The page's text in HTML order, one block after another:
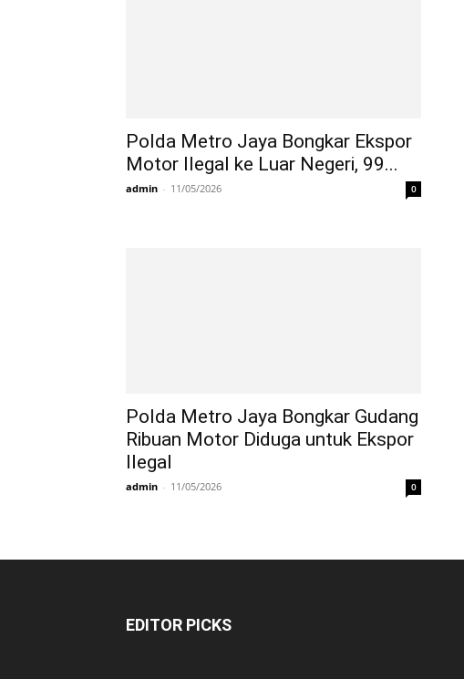
Polda Metro Jaya Bongkar Ekspor
Motor Ilegal ke Luar Negeri, 99...
admin - 11/05/2026 0
Polda Metro Jaya Bongkar Gudang
Ribuan Motor Diduga untuk Ekspor
Ilegal
admin - 11/05/2026 0
EDITOR PICKS